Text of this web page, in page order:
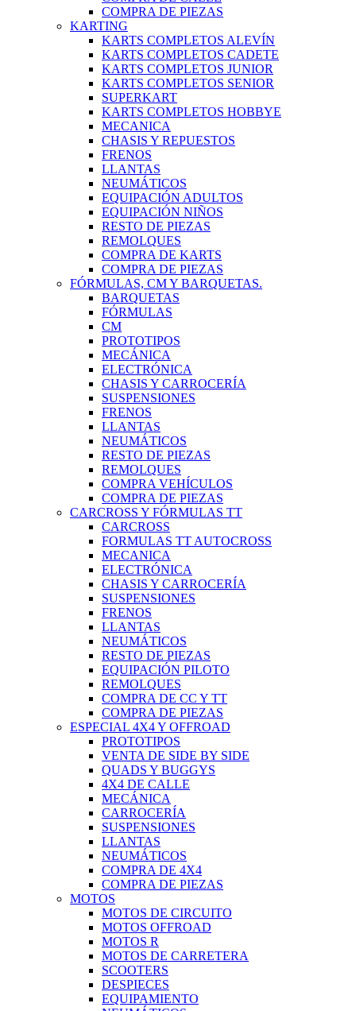
COMPRA DE PIEZAS
KARTING
KARTS COMPLETOS ALEVÍN
KARTS COMPLETOS CADETE
KARTS COMPLETOS JUNIOR
KARTS COMPLETOS SENIOR
SUPERKART
KARTS COMPLETOS HOBBYE
MECANICA
CHASIS Y REPUESTOS
FRENOS
LLANTAS
NEUMÁTICOS
EQUIPACIÓN ADULTOS
EQUIPACIÓN NIÑOS
RESTO DE PIEZAS
REMOLQUES
COMPRA DE KARTS
COMPRA DE PIEZAS
FÓRMULAS, CM Y BARQUETAS.
BARQUETAS
FÓRMULAS
CM
PROTOTIPOS
MECÁNICA
ELECTRÓNICA
CHASIS Y CARROCERÍA
SUSPENSIONES
FRENOS
LLANTAS
NEUMÁTICOS
RESTO DE PIEZAS
REMOLQUES
COMPRA VEHÍCULOS
COMPRA DE PIEZAS
CARCROSS Y FÓRMULAS TT
CARCROSS
FORMULAS TT AUTOCROSS
MECANICA
ELECTRÓNICA
CHASIS Y CARROCERÍA
SUSPENSIONES
FRENOS
LLANTAS
NEUMÁTICOS
RESTO DE PIEZAS
EQUIPACIÓN PILOTO
REMOLQUES
COMPRA DE CC Y TT
COMPRA DE PIEZAS
ESPECIAL 4X4 Y OFFROAD
PROTOTIPOS
VENTA DE SIDE BY SIDE
QUADS Y BUGGYS
4X4 DE CALLE
MECÁNICA
CARROCERÍA
SUSPENSIONES
LLANTAS
NEUMÁTICOS
COMPRA DE 4X4
COMPRA DE PIEZAS
MOTOS
MOTOS DE CIRCUITO
MOTOS OFFROAD
MOTOS R
MOTOS DE CARRETERA
SCOOTERS
DESPIECES
EQUIPAMIENTO